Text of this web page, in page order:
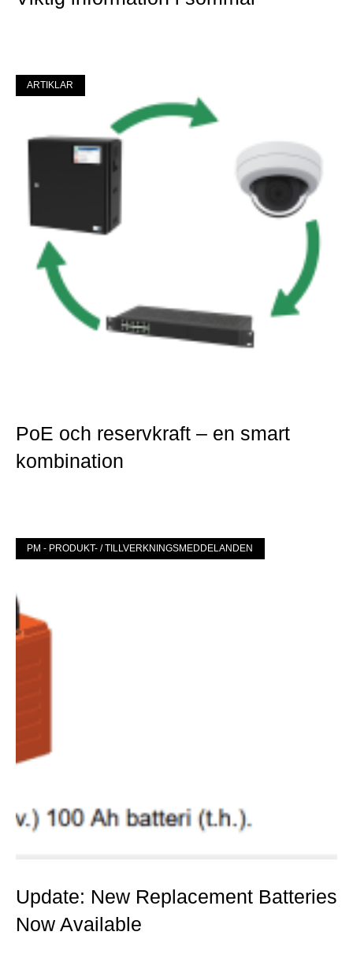
ARTIKLAR
PoE och reservkraft – en smart
kombination
PM - PRODUKT- / TILLVERKNINGSMEDDELANDEN
Update: New Replacement Batteries
Now Available